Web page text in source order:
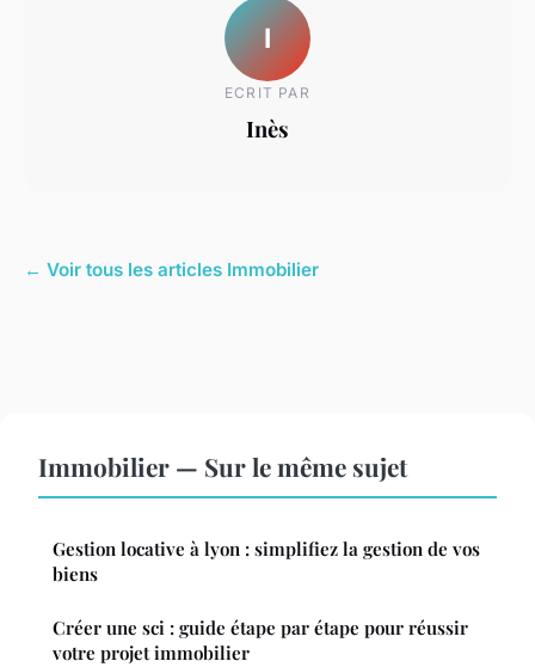
I
ECRIT PAR
Inès
← Voir tous les articles Immobilier
Immobilier — Sur le même sujet
Gestion locative à lyon : simplifiez la gestion de vos
biens
Créer une sci : guide étape par étape pour réussir
votre projet immobilier